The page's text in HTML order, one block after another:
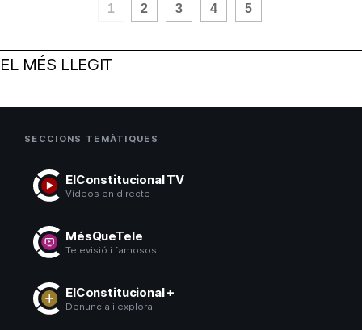
1 2 3 4 5
EL MÉS LLEGIT
SECCIONS TEMÀTIQUES
ElConstitucional TV
Vídeos en directe
MésQueTele
Televisió i famosos
ElConstitucional +
Denuncia i explora